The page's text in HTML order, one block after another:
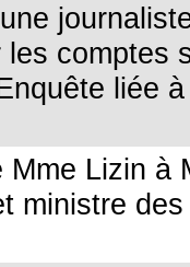
comptes
liée
Mme Lizin à
ministre